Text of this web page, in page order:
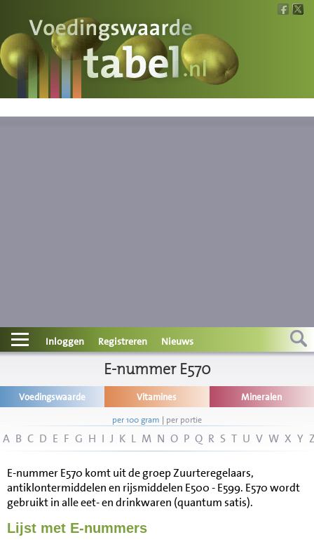
Voedingswaarde
Wat is wat?
Contact
Disclaimer
Inloggen Registreren Nieuws
E-nummer E570
Voedingswaarde Vitamines Mineralen
per 100 gram | per portie
A B C D E F G H I J K L M N O P Q R S T U V W X Y
E-nummer E570 komt uit de groep Zuurteregelaars,
antiklontermiddelen en rijsmiddelen E500 - E599. E570 wordt
gebruikt in alle eet- en drinkwaren (quantum satis).
Lijst met E-nummers